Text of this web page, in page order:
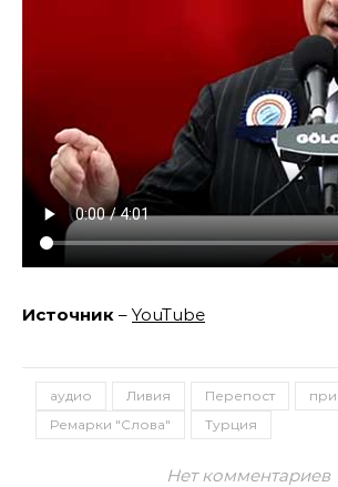
Источник – YouTube
аудио Ливия Перепост
Ремарки "Слова"
Турция
Нет комментариев